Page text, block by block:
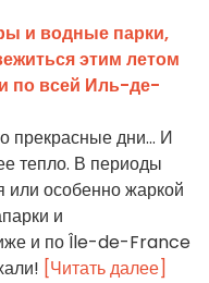
и водные парки,
этим летом
по всей Иль-де-
прекрасные дни... И
тепло. В периоды
или особенно жаркой
и
и по Île-de-France
[Читать далее]